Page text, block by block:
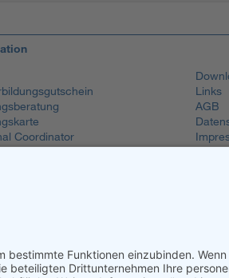
Coordinator
Links
AGB
Login